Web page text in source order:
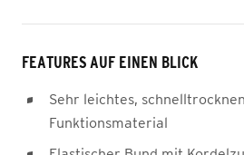
FEATURES AUF EINEN BLICK
Sehr leichtes,
Funktionsmaterial